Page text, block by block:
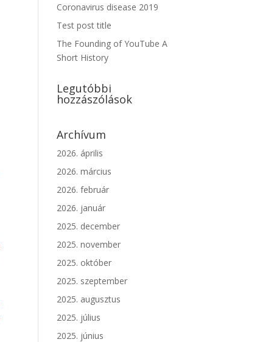
Coronavirus disease 2019
Test post title
The Founding of YouTube A
Short History
Legutóbbi
hozzászólások
Archívum
2026. április
2026. március
2026. február
2026. január
2025. december
2025. november
2025. október
2025. szeptember
2025. augusztus
2025. július
2025. június